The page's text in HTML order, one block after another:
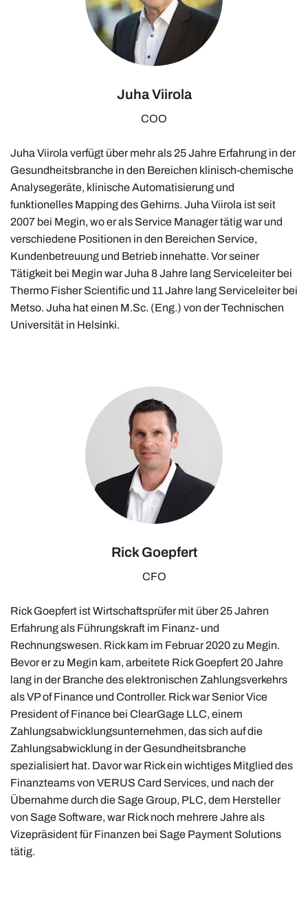
Juha Viirola
COO
Juha Viirola verfügt über mehr als 25 Jahre Erfahrung in der
Gesundheitsbranche in den Bereichen klinisch-chemische
Analysegeräte, klinische Automatisierung und
funktionelles Mapping des Gehirns. Juha Viirola ist seit
2007 bei Megin, wo er als Service Manager tätig war und
verschiedene Positionen in den Bereichen Service,
Kundenbetreuung und Betrieb innehatte. Vor seiner
Tätigkeit bei Megin war Juha 8 Jahre lang Serviceleiter bei
Thermo Fisher Scientific und 11 Jahre lang Serviceleiter bei
Metso. Juha hat einen M.Sc. (Eng.) von der Technischen
Universität in Helsinki.
Rick Goepfert
CFO
Rick Goepfert ist Wirtschaftsprüfer mit über 25 Jahren
Erfahrung als Führungskraft im Finanz- und
Rechnungswesen. Rick kam im Februar 2020 zu Megin.
Bevor er zu Megin kam, arbeitete Rick Goepfert 20 Jahre
lang in der Branche des elektronischen Zahlungsverkehrs
als VP of Finance und Controller. Rick war Senior Vice
President of Finance bei ClearGage LLC, einem
Zahlungsabwicklungsunternehmen, das sich auf die
Zahlungsabwicklung in der Gesundheitsbranche
spezialisiert hat. Davor war Rick ein wichtiges Mitglied des
Finanzteams von VERUS Card Services, und nach der
Übernahme durch die Sage Group, PLC, dem Hersteller
von Sage Software, war Rick noch mehrere Jahre als
Vizepräsident für Finanzen bei Sage Payment Solutions
tätig.